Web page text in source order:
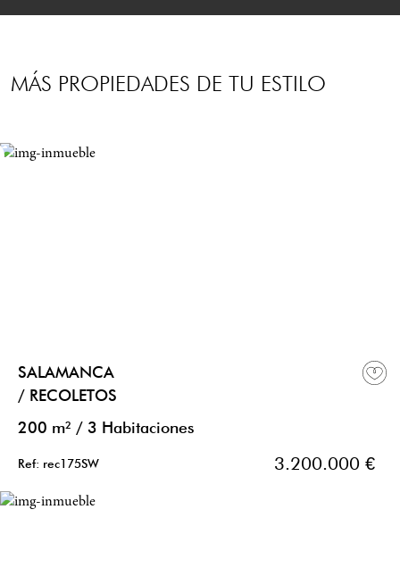
MÁS PROPIEDADES DE TU ESTILO
SALAMANCA
/ RECOLETOS
200 m² / 3 Habitaciones
Ref: rec175SW 3.200.000 €